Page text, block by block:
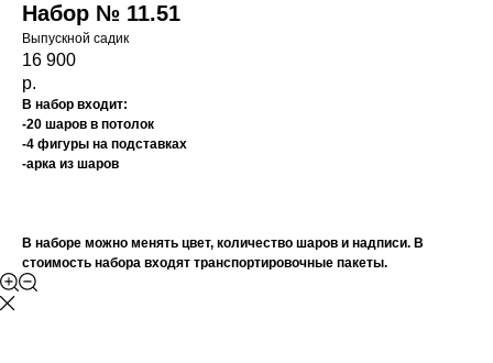
Набор № 11.51
Выпускной садик
16 900
р.
В набор входит:
-20 шаров в потолок
-4 фигуры на подставках
-арка из шаров
В наборе можно менять цвет, количество шаров и надписи. В
стоимость набора входят транспортировочные пакеты.